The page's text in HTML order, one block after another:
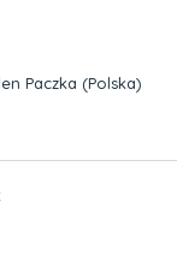
Paczka (Polska)
kosztów